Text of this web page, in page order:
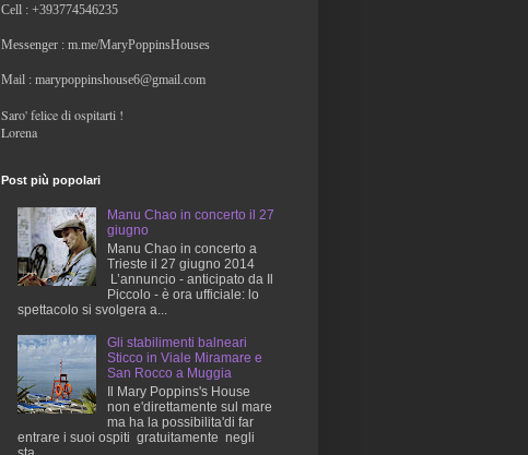
Cell : +393774546235
Messenger : m.me/MaryPoppinsHouses
Mail : marypoppinshouse6@gmail.com
Saro' felice di ospitarti !
Lorena
Post più popolari
Manu Chao in concerto il 27
giugno
Manu Chao in concerto a
Trieste il 27 giugno 2014
L’annuncio - anticipato da Il
Piccolo - è ora ufficiale: lo
spettacolo si svolgera a...
Gli stabilimenti balneari
Sticco in Viale Miramare e
San Rocco a Muggia
Il Mary Poppins's House
non e'direttamente sul mare
ma ha la possibilita'di far
entrare i suoi ospiti gratuitamente negli